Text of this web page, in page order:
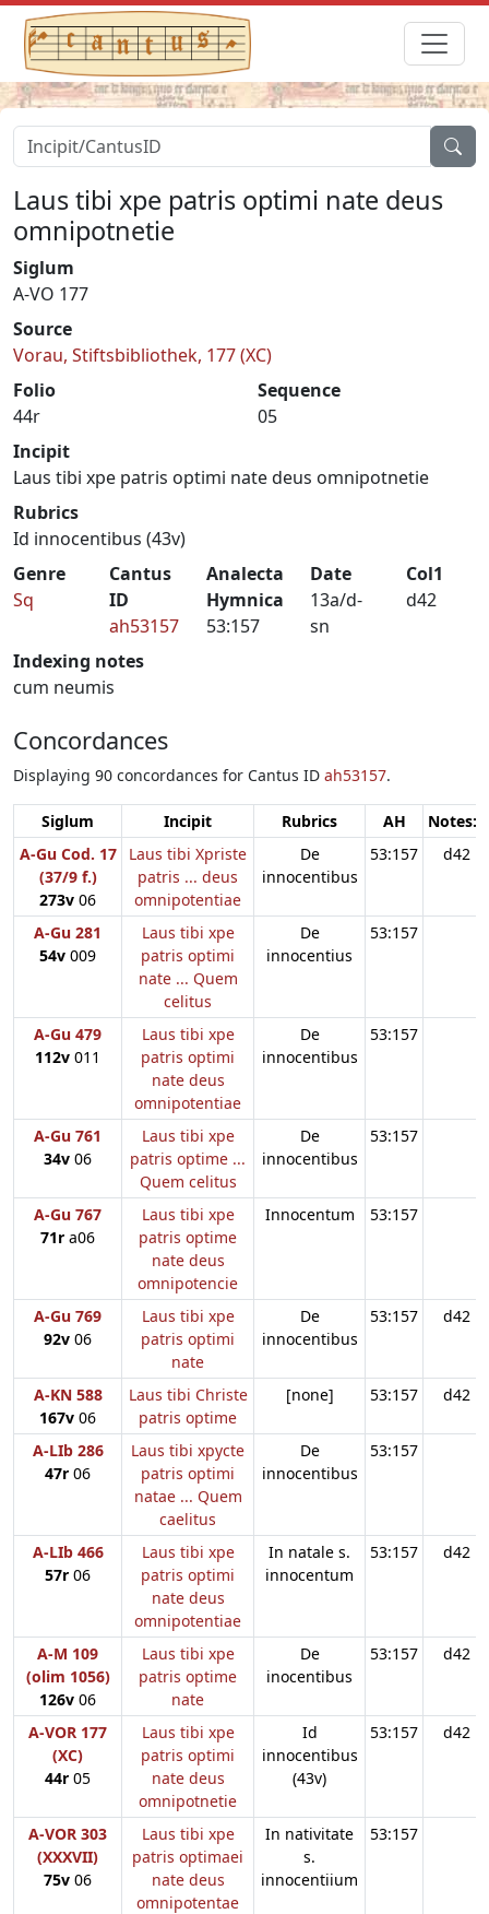
Laus tibi xpe patris optimi nate deus
omnipotnetie
Siglum
A-VO 177
Source
Vorau, Stiftsbibliothek, 177 (XC)
Folio
44r
Sequence
05
Incipit
Laus tibi xpe patris optimi nate deus omnipotnetie
Rubrics
Id innocentibus (43v)
Genre
Sq
Cantus
ID
ah53157
Analecta
Hymnica
53:157
Date
13a/d-
sn
Col1
d42
Indexing notes
cum neumis
Concordances
Displaying 90 concordances for Cantus ID ah53157.
Siglum Incipit Rubrics AH
Notes:1
A-Gu Cod. 17
(37/9 f.)
273v 06
Laus tibi Xpriste
patris ... deus
omnipotentiae
De
innocentibus
53:157 d42
A-Gu 281
54v 009
Laus tibi xpe
patris optimi
nate ... Quem
celitus
De
innocentius
53:157
A-Gu 479
112v 011
Laus tibi xpe
patris optimi
nate deus
omnipotentiae
De
innocentibus
53:157
A-Gu 761
34v 06
Laus tibi xpe
patris optime ...
Quem celitus
De
innocentibus
53:157
A-Gu 767
71r a06
Laus tibi xpe
patris optime
nate deus
omnipotencie
Innocentum 53:157
A-Gu 769
92v 06
Laus tibi xpe
patris optimi
nate
De
innocentibus
53:157 d42
A-KN 588
167v 06
Laus tibi Christe
patris optime
[none] 53:157 d42
A-LIb 286
47r 06
Laus tibi xpycte
patris optimi
natae ... Quem
caelitus
De
innocentibus
53:157
A-LIb 466
57r 06
Laus tibi xpe
patris optimi
nate deus
omnipotentiae
In natale s.
innocentum
53:157 d42
A-M 109
(olim 1056)
126v 06
Laus tibi xpe
patris optime
nate
De
inocentibus
53:157 d42
A-VOR 177
(XC)
44r 05
Laus tibi xpe
patris optimi
nate deus
omnipotnetie
Id
innocentibus
(43v)
53:157 d42
A-VOR 303
(XXXVII)
75v 06
Laus tibi xpe
patris optimaei
nate deus
omnipotentae
In nativitate
s.
innocentiium
53:157